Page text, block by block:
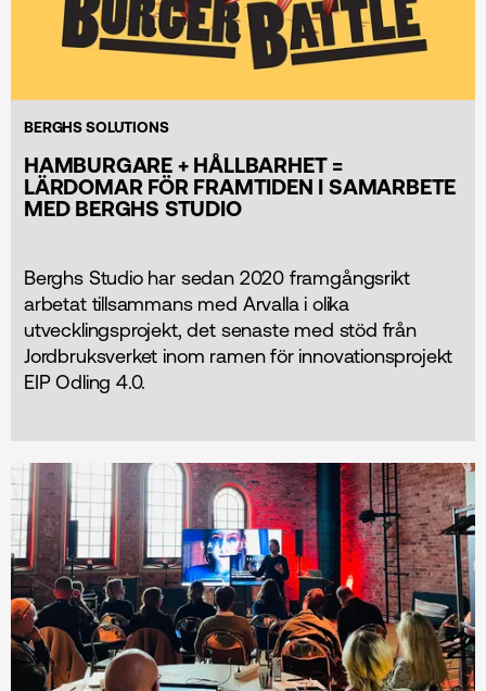
BERGHS SOLUTIONS
HAMBURGARE + HÅLLBARHET =
LÄRDOMAR FÖR FRAMTIDEN I SAMARBETE
MED BERGHS STUDIO
Berghs Studio har sedan 2020 framgångsrikt
arbetat tillsammans med Arvalla i olika
utvecklingsprojekt, det senaste med stöd från
Jordbruksverket inom ramen för innovationsprojekt
EIP Odling 4.0.